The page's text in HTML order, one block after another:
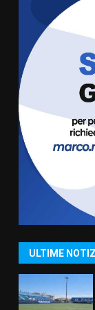
ULTIME
7
1